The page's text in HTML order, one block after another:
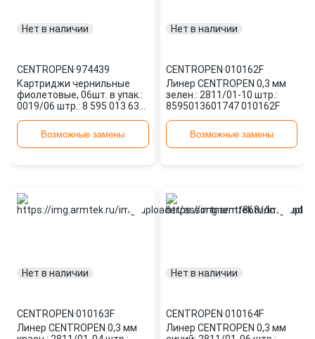
Нет в наличии
CENTROPEN·974439
Картриджи чернильные
фиолетовые, 06шт. в упак.:
0019/06 штр.: 8 595 013 635
Возможные замены
Нет в наличии
CENTROPEN·010162F
Линер CENTROPEN 0,3 мм
зелен.: 2811/01-10 штр.:
8595013601747 010162F
Возможные замены
Нет в наличии
CENTROPEN·010163F
Линер CENTROPEN 0,3 мм
Нет в наличии
CENTROPEN·010164F
Линер CENTROPEN 0,3 мм